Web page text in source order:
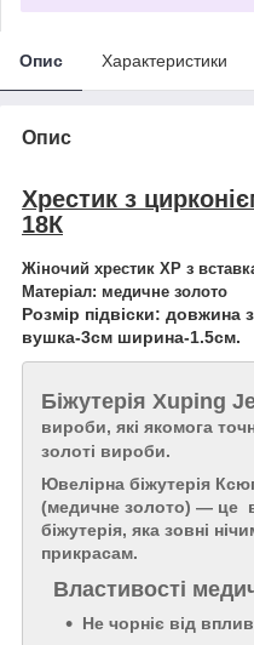
Опис Характеристики
Опис
Хрестик з
18К
Жіночий хрестик ХР з
Матеріал: медичне золото
Розмір підвіски:
вушка-3см ширина-1.5см.
Біжутерія Xuping
вироби, які якомога
золоті вироби.
Ювелірна біжутерія
(медичне золото) — це
біжутерія, яка зовні
прикрасам.
Властивості
Не чорніє від